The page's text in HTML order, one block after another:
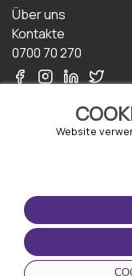
Website
Über uns
Kontakte
0700 70 270
Datenschutz-
Bestimmungen
Cookie-Richtlinie